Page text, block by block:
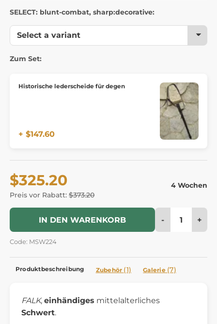
SELECT: blunt-combat, sharp:decorative:
Zum Set:
Historische lederscheide für degen
+ $147.60
$325.20
Preis vor Rabatt: $373.20
4 Wochen
IN DEN WARENKORB - +
Code: MSW224
Produktbeschreibung Zubehör (1) Galerie (7)
FALK, einhändiges mittelalterliches
Schwert.